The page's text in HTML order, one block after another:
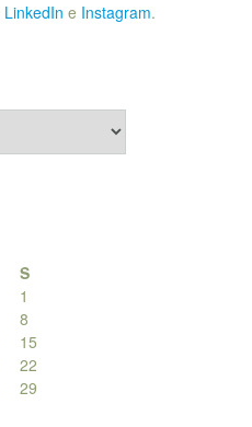
LinkedIn e Instagram.
S
1
8
15
22
29